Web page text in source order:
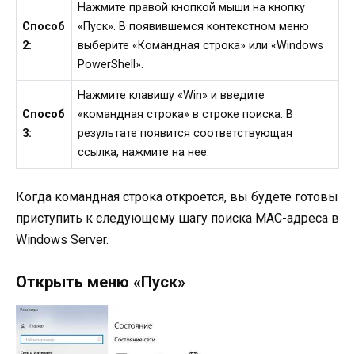
Способ
2:
Нажмите правой кнопкой мыши на кнопку
«Пуск». В появившемся контекстном меню
выберите «Командная строка» или «Windows
PowerShell».
Способ
3:
Нажмите клавишу «Win» и введите
«командная строка» в строке поиска. В
результате появится соответствующая
ссылка, нажмите на нее.
Когда командная строка откроется, вы будете готовы
приступить к следующему шагу поиска MAC-адреса в
Windows Server.
Открыть меню «Пуск»